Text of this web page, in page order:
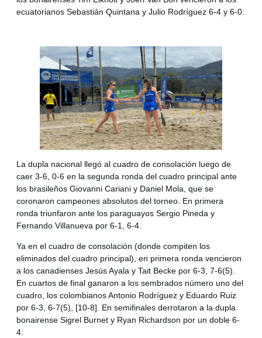
ecuatorianos Sebastián Quintana y Julio Rodríguez 6-4 y 6-0.
La dupla nacional llegó al cuadro de consolación luego de
caer 3-6, 0-6 en la segunda ronda del cuadro principal ante
los brasileños Giovanni Cariani y Daniel Mola, que se
coronaron campeones absolutos del torneo. En primera
ronda triunfaron ante los paraguayos Sergio Pineda y
Fernando Villanueva por 6-1, 6-4.
Ya en el cuadro de consolación (donde compiten los
eliminados del cuadro principal), en primera ronda vencieron
a los canadienses Jesús Ayala y Tait Becke por 6-3, 7-6(5).
En cuartos de final ganaron a los sembrados número uno del
cuadro, los colombianos Antonio Rodríguez y Eduardo Ruiz
por 6-3, 6-7(5), [10-8]. En semifinales derrotaron a la dupla
bonairense Sigrel Burnet y Ryan Richardson por un doble 6-
4.